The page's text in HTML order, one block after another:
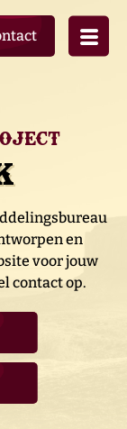
en
voor jouw
contact op.